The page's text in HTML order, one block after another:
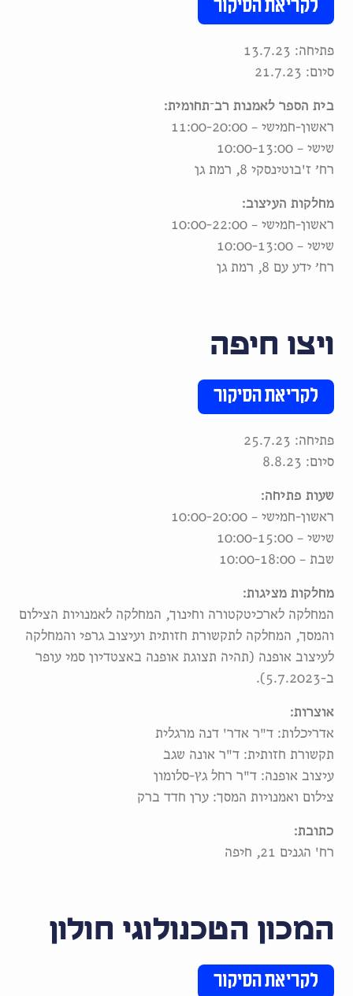
לקריאת הסיקור
פתיחה: 13.7.23
סיום: 21.7.23
בית הספר לאמנות רב־תחומית:
ראשון-חמישי – 11:00-20:00
שישי – 10:00-13:00
רח׳ ז'בוטינסקי 8, רמת גן
מחלקות העיצוב:
ראשון-חמישי – 10:00-22:00
שישי – 10:00-13:00
רח׳ ידע עם 8, רמת גן
ויצו חיפה
לקריאת הסיקור
פתיחה: 25.7.23
סיום: 8.8.23
שעות פתיחה:
ראשון-חמישי – 10:00-20:00
שישי – 10:00-15:00
שבת – 10:00-18:00
מחלקות מציגות:
המחלקה לארכיטקטורה וחינוך, המחלקה לאמנויות הצילום
והמסך, המחלקה לתקשורת חזותית ועיצוב גרפי והמחלקה
לעיצוב אופנה (תהיה תצוגת אופנה באצטדיון סמי עופר
ב-5.7.2023).
אוצרות:
אדריכלות: ד"ר אדר' דנה מרגלית
תקשורת חזותית: ד"ר אונה שגב
עיצוב אופנה: ד"ר רחל גץ-סלומון
צילום ואמנויות המסך: ערן חדד ברק
כתובת:
רח' הגנים 21, חיפה
המכון הטכנולוגי חולון
לקריאת הסיקור